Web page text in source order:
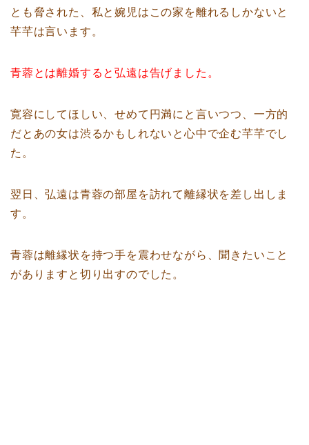
とも脅された、私と婉児はこの家を離れるしかないと
芊芊は言います。
青蓉とは離婚すると弘遠は告げました。
寛容にしてほしい、せめて円満にと言いつつ、一方的
だとあの女は渋るかもしれないと心中で企む芊芊でし
た。
翌日、弘遠は青蓉の部屋を訪れて離縁状を差し出しま
す。
青蓉は離縁状を持つ手を震わせながら、聞きたいこと
がありますと切り出すのでした。